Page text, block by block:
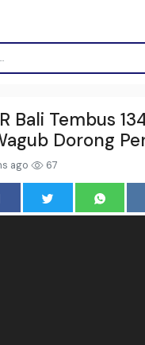
Bali Tembus
Dorong
ago 67